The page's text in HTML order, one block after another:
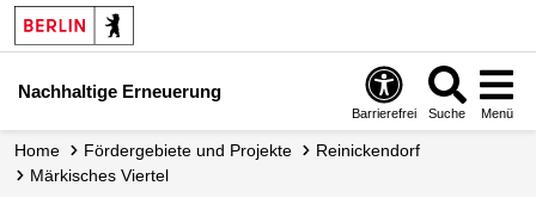
Nachhaltige Erneuerung
Barrierefrei Suche Menü
Home Fördergebiete und Projekte
Reinickendorf
Märkisches Viertel